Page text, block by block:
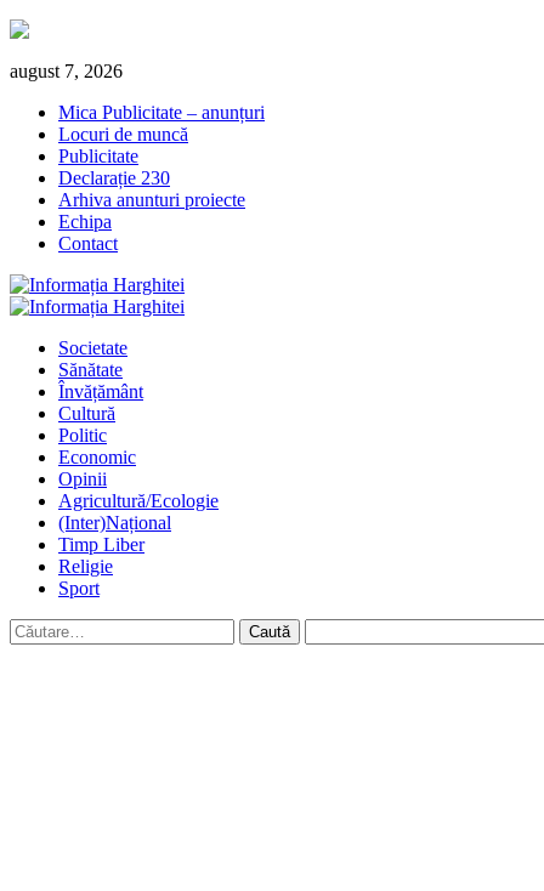
Skip
content
august 7, 2026
Mica Publicitate – anunțuri
Locuri de muncă
Publicitate
Declarație 230
Arhiva anunturi proiecte
Echipa
Contact
Primary
Societate
Sănătate
Învățământ
Cultură
Politic
Economic
Opinii
Agricultură/Ecologie
(Inter)Național
Timp Liber
Religie
Sport
Caută
după: